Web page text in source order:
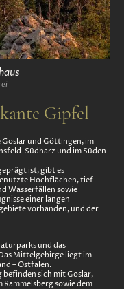
Gipfel
Goslar und Göttingen, im
Südharz und im Süden
ist, gibt es
Hochflächen, tief
Wasserfällen sowie
einer langen
vorhanden, und der
und das
Mittelgebirge liegt im
– Ostfalen.
befinden sich mit Goslar,
sowie dem